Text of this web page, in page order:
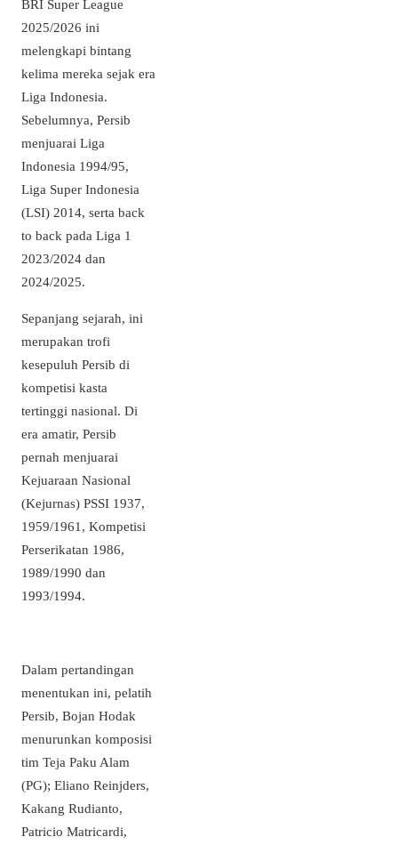
BRI Super League
2025/2026 ini
melengkapi bintang
kelima mereka sejak era
Liga Indonesia.
Sebelumnya, Persib
menjuarai Liga
Indonesia 1994/95,
Liga Super Indonesia
(LSI) 2014, serta back
to back pada Liga 1
2023/2024 dan
2024/2025.
Sepanjang sejarah, ini
merupakan trofi
kesepuluh Persib di
kompetisi kasta
tertinggi nasional. Di
era amatir, Persib
pernah menjuarai
Kejuaraan Nasional
(Kejurnas) PSSI 1937,
1959/1961, Kompetisi
Perserikatan 1986,
1989/1990 dan
1993/1994.
Dalam pertandingan
menentukan ini, pelatih
Persib, Bojan Hodak
menurunkan komposisi
tim Teja Paku Alam
(PG); Eliano Reinjders,
Kakang Rudianto,
Patricio Matricardi,